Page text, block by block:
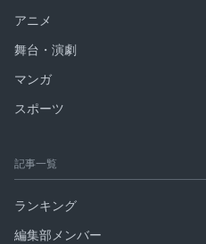
アニメ
舞台・演劇
マンガ
スポーツ
記事一覧
ランキング
編集部メンバー